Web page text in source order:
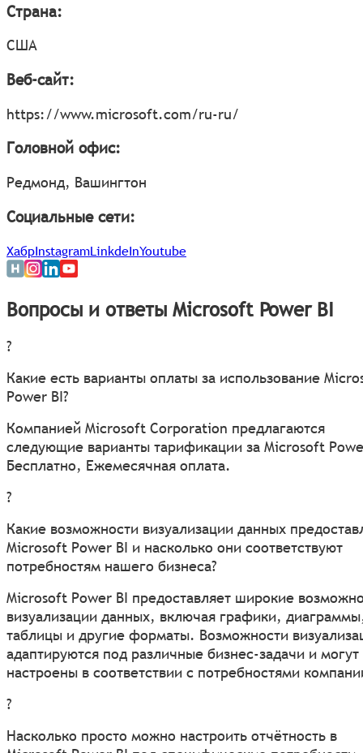
Страна:
США
Веб-сайт:
https://www.microsoft.com/ru-ru/
Головной офис:
Редмонд, Вашингтон
Социальные сети:
ХабрInstagramLinkdeInYoutube
Вопросы и ответы Microsoft Power BI
?
Какие есть варианты оплаты за использование
Power BI?
Компанией Microsoft Corporation предлагаются
следующие варианты тарификации за Microsoft
Бесплатно, Ежемесячная оплата.
?
Какие возможности визуализации данных
Microsoft Power BI и насколько они соответствуют
потребностям нашего бизнеса?
Microsoft Power BI предоставляет широкие
визуализации данных, включая графики,
таблицы и другие форматы. Возможности
адаптируются под различные бизнес-задачи и
настроены в соответствии с потребностями
?
Насколько просто можно настроить отчётность в